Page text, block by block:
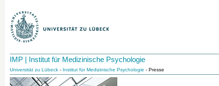
IMP | Institut für Medizinische Psychologie
Universität zu Lübeck - Institut für Medizinische Psychologie - Presse